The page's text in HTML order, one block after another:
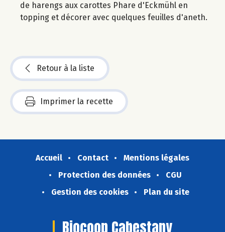
de harengs aux carottes Phare d'Eckmühl en
topping et décorer avec quelques feuilles d'aneth.
Retour à la liste
Imprimer la recette
Accueil Contact
Mentions légales
Protection des données
CGU
Gestion des cookies
Plan du site
Biocoop Cabestany